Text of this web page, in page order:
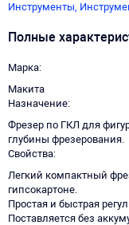
Инструменты,
Полные
Марка
Макита
Назначение
Фрезер по ГКЛ для
глубины фрезерования.
Свойства
Легкий компактный
гипсокартоне.
Простая и быстрая
Поставляется без